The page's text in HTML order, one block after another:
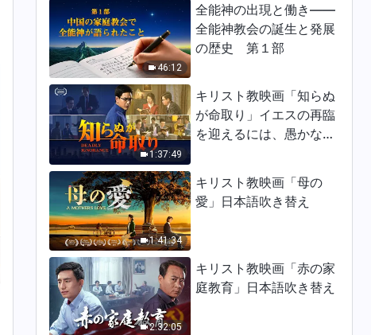
05:46
認識する | 抜粋 217
11:27
日々の神の御言葉: 神の働きを
認識する | 抜粋 218
11:18
日々の神の御言葉: 神の働きを
認識する | 抜粋 219
日々の神の御言葉: 神の働きを
認識する | 抜粋 220
日々の神の御言葉: 神の働きを
認識する | 抜粋 221
46:12
全能神の出現と働き——
全能神教会の誕生と発展
の歴史 第１部
1:37:49
キリスト教映画「知らぬ
が命取り」イエスの再臨
を迎えるには、愚かな乙
1:41:34
キリスト教映画「母の
愛」日本語吹き替え
2:32:05
キリスト教映画「赤の家
庭教育」日本語吹き替え